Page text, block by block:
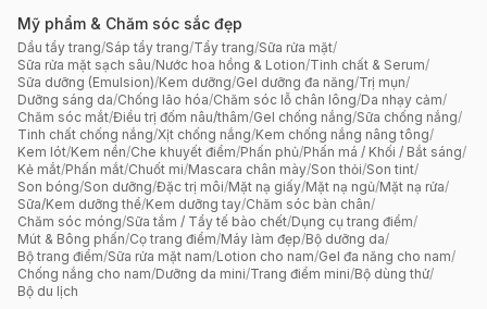
Mỹ phẩm & Chăm sóc sắc đẹp
Dầu tẩy trang/Sáp tẩy trang/Tẩy trang/Sữa rửa mặt/
Sữa rửa mặt sạch sâu/Nước hoa hồng & Lotion/Tinh chất & Serum/
Sữa dưỡng (Emulsion)/Kem dưỡng/Gel dưỡng đa năng/Trị mụn/
Dưỡng sáng da/Chống lão hóa/Chăm sóc lỗ chân lông/Da nhạy cảm/
Chăm sóc mắt/Điều trị đốm nâu/thâm/Gel chống nắng/Sữa chống nắng/
Tinh chất chống nắng/Xịt chống nắng/Kem chống nắng nâng tông/
Kem lót/Kem nền/Che khuyết điểm/Phấn phủ/Phấn má / Khối / Bắt sáng/
Kẻ mắt/Phấn mắt/Chuốt mi/Mascara chân mày/Son thỏi/Son tint/
Son bóng/Son dưỡng/Đặc trị môi/Mặt nạ giấy/Mặt nạ ngủ/Mặt nạ rửa/
Sữa/Kem dưỡng thể/Kem dưỡng tay/Chăm sóc bàn chân/
Chăm sóc móng/Sữa tắm / Tẩy tế bào chết/Dụng cụ trang điểm/
Mút & Bông phấn/Cọ trang điểm/Máy làm đẹp/Bộ dưỡng da/
Bộ trang điểm/Sữa rửa mặt nam/Lotion cho nam/Gel đa năng cho nam/
Chống nắng cho nam/Dưỡng da mini/Trang điểm mini/Bộ dùng thử/
Bộ du lịch